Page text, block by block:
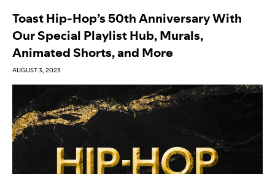
Toast Hip-Hop’s 50th Anniversary With
Our Special Playlist Hub, Murals,
Animated Shorts, and More
AUGUST 3, 2023